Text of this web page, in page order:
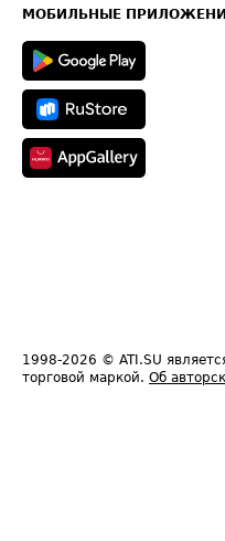
Техническая информация
МОБИЛЬНЫЕ
1998-2026 © ATI.SU
торговой маркой. Об